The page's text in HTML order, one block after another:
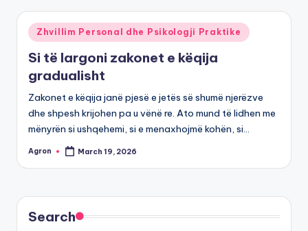
Posted
in
Zhvillim Personal dhe Psikologji Praktike
Si të largoni zakonet e këqija
gradualisht
Zakonet e këqija janë pjesë e jetës së shumë njerëzve
dhe shpesh krijohen pa u vënë re. Ato mund të lidhen me
mënyrën si ushqehemi, si e menaxhojmë kohën, si…
Posted
Agron March 19, 2026
Search